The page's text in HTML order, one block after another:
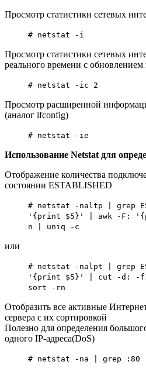
Просмотр статистики сетевых
# netstat -i
Просмотр статистики сетевых
реального времени с
# netstat -ic 2
Просмотр расширенной
(аналог ifconfig)
# netstat -ie
Использование Netstat для
Отображение количества
состоянии ESTABLISHED
# netstat -naltp | grep
'{print $5}' | awk -F:
n | uniq -c
или
# netstat -nalpt | grep
'{print $5}' | cut -d: -
sort -rn
Отобразить все активные
сервера с их сортировкой
Полезно для определения
одного IP-адреса(DoS)
# netstat -na | grep :80